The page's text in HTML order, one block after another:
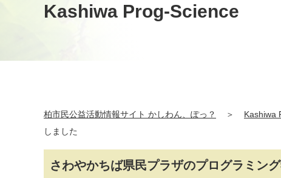
Kashiwa Prog-Science
柏市民公益活動情報サイト かしわん、ぽっ？ ＞ Kashiwa
しました
さわやかちば県民プラザのプログラミン